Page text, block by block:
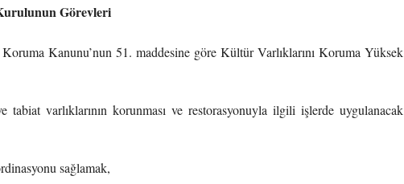
Görevleri
Koruma Kanunu’nun 51. maddesine göre Kültür Varlıklarını Koruma Yüksek
tabiat varlıklarının korunması ve restorasyonuyla ilgili işlerde uygulanacak
sağlamak,